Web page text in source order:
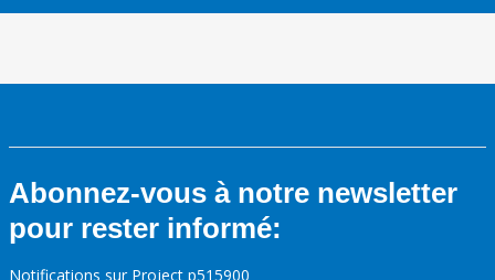
Abonnez-vous à notre newsletter
pour rester informé:
Notifications sur Project p515900